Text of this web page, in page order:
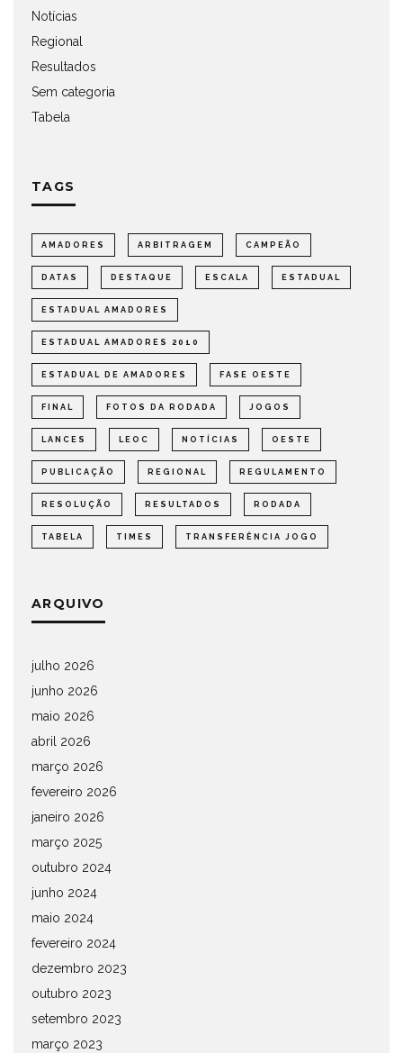
Notícias
Regional
Resultados
Sem categoria
Tabela
TAGS
AMADORES ARBITRAGEM CAMPEÃO
DATAS DESTAQUE ESCALA ESTADUAL
ESTADUAL AMADORES
ESTADUAL AMADORES 2010
ESTADUAL DE AMADORES FASE OESTE
FINAL FOTOS DA RODADA JOGOS
LANCES LEOC NOTÍCIAS OESTE
PUBLICAÇÃO REGIONAL REGULAMENTO
RESOLUÇÃO RESULTADOS RODADA
TABELA TIMES TRANSFERÊNCIA JOGO
ARQUIVO
julho 2026
junho 2026
maio 2026
abril 2026
março 2026
fevereiro 2026
janeiro 2026
março 2025
outubro 2024
junho 2024
maio 2024
fevereiro 2024
dezembro 2023
outubro 2023
setembro 2023
março 2023